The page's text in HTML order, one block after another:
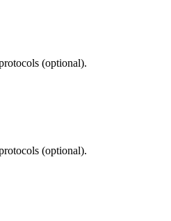
(optional).
(optional).